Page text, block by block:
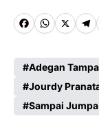
Fa
b
o
o
W
ts
A
p
X
Te
gr
a
m
Adegan
Jourdy
Sampai